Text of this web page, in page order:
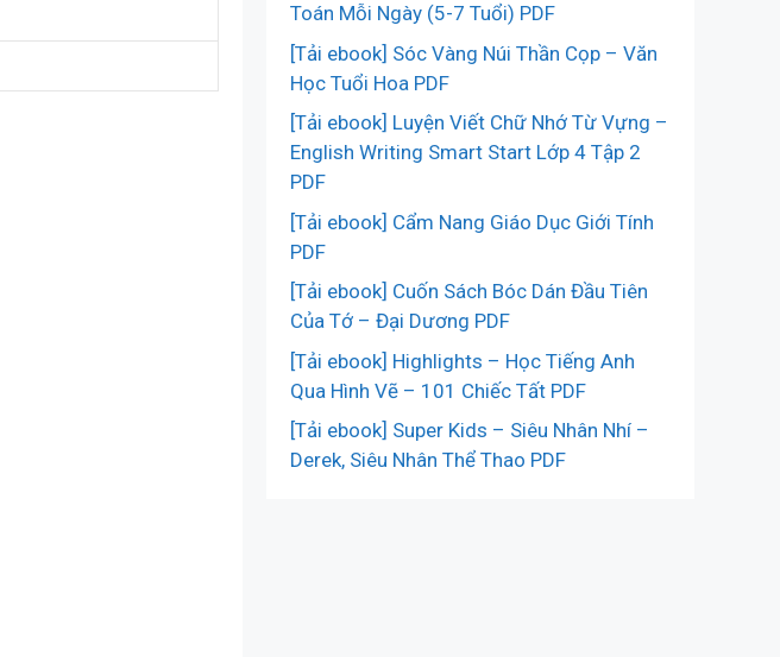
Toán Mỗi Ngày (5-7 Tuổi) PDF
[Tải ebook] Sóc Vàng Núi Thần Cọp – Văn
Học Tuổi Hoa PDF
[Tải ebook] Luyện Viết Chữ Nhớ Từ Vựng –
English Writing Smart Start Lớp 4 Tập 2
PDF
[Tải ebook] Cẩm Nang Giáo Dục Giới Tính
PDF
[Tải ebook] Cuốn Sách Bóc Dán Đầu Tiên
Của Tớ – Đại Dương PDF
[Tải ebook] Highlights – Học Tiếng Anh
Qua Hình Vẽ – 101 Chiếc Tất PDF
[Tải ebook] Super Kids – Siêu Nhân Nhí –
Derek, Siêu Nhân Thể Thao PDF